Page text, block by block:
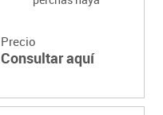
Precio
Consultar aquí